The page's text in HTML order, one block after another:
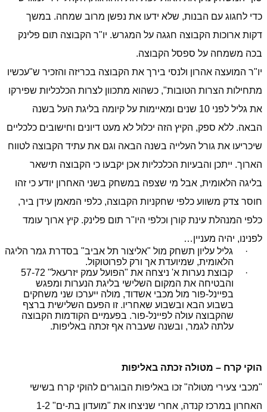
כדי לחגוג עם הבנות, שלא ידעו את נפשן מרוב שמחה. במשך
דקות ארוכות הקבוצה חגגה על המגרש. יו"ר הקבוצה תום פלינק
בכה משמחה על ספסל הקבוצה.
יו"ר המועצה אהרון ולנסי בירך את הקבוצה בכריזה והזכיר ש"עכשיו
מתחילות הצרות הטובות", כשהוא מתכוון לצרות הכלכליות שפירקו
את גליל לפני 10 שנים ומאיימות על קיומה בליגת העל בשנה
הבאה. ללא ספק, הקיץ הזה יכלול לא מעט דיונים וחישובים כלכליים
שיכריעו את גורל העלייה בשנה הבאה וגם את עתיד הקבוצה לטווח
הארוך. ייתכן והבעיות הכלכליות אכן יקבעו כי הקבוצה תישאר
בליגה הלאומית, אבל מי שצפה במשחק בשני האחרון יודע כי זהו
חוסר צדק משווע כלפי שחקניות הקבוצה, כלפי המאמן עידן ביר,
כלפי המנהלת עינת קורן וכלפי היו"ר תום פלינק. קיץ ארוך עומד
לפנינו, יהיה מעניין…
· גליל עליון תשחק מול "אליצור תל אביב" בסדרת גמר הליגה
הלאומית, שמיועדת אך ורק לפרוטוקול.
· קבוצת נערות א' ניצחה את "הפועל עמק יזרעאל" 57-72
והבטיחה את המקום השלישי בליגת הנערות ומפגש
בפיינל-פור מול מכבי אשדוד, מולה ייערכו שני משחקים
בשבוע הבא ובשבוע שאחריו. זו הפעם השלישית ברצף
שהקבוצה עולה לפיינל-פור. בפעמיים הקודמות הקבוצה
עלתה לגמר, ובשנה שעברה אף זכתה באליפות.
הוקי קרח – מטולה זכתה באליפות
"מכבי צעירי מטולה" זכו באליפות הבוגרים להוקי קרח בשישי
האחרון במרכז קנדה, אחרי שניצחו את "מועדון בת-ים" 1-2